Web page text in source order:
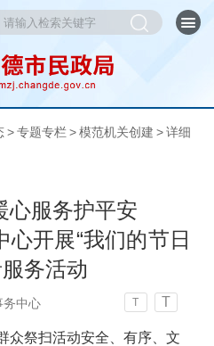
> 专题专栏 > 模范机关创建 > 详细
心服务护平安
开展“我们的节日
务活动
务中心 T T
众祭扫活动安全、有序、文